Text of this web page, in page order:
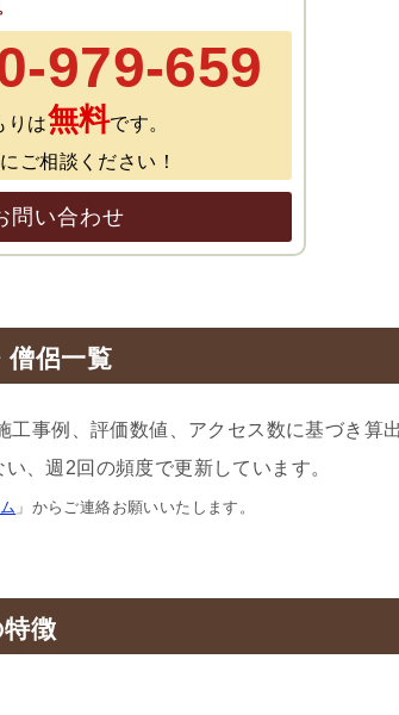
979-659
りは無料です。
ご相談ください！
問い合わせ
僧侶一覧
事例、評価数値、アクセス数に基づき算出
、週2回の頻度で更新しています。
」からご連絡お願いいたします。
徴